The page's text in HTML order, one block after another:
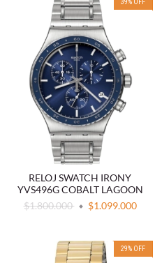
RELOJ SWATCH IRONY
YVS496G COBALT LAGOON
$1.800.000
$1.099.000
29% OFF